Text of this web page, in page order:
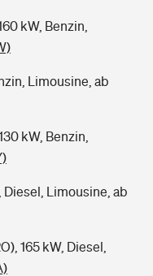
kW, Benzin,
Limousine, ab
kW, Benzin,
Diesel, Limousine, ab
165 kW, Diesel,